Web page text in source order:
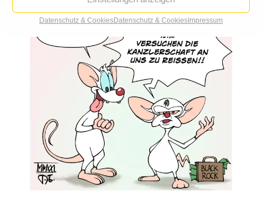
Datenschutz & CookiesDatenschutz & CookiesImpressum